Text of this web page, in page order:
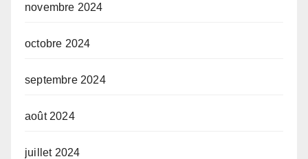
novembre 2024
octobre 2024
septembre 2024
août 2024
juillet 2024